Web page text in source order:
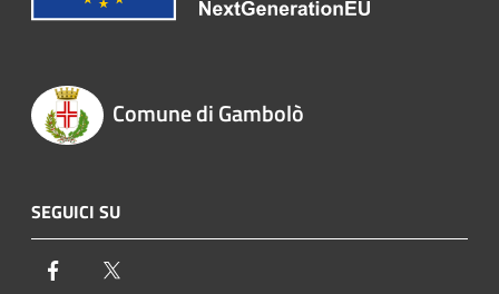
Comune di Gambolò
SEGUICI SU
Facebook